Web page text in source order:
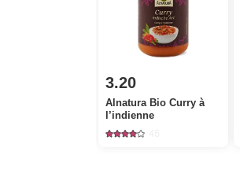
3.20
Alnatura Bio Curry à
l’indienne